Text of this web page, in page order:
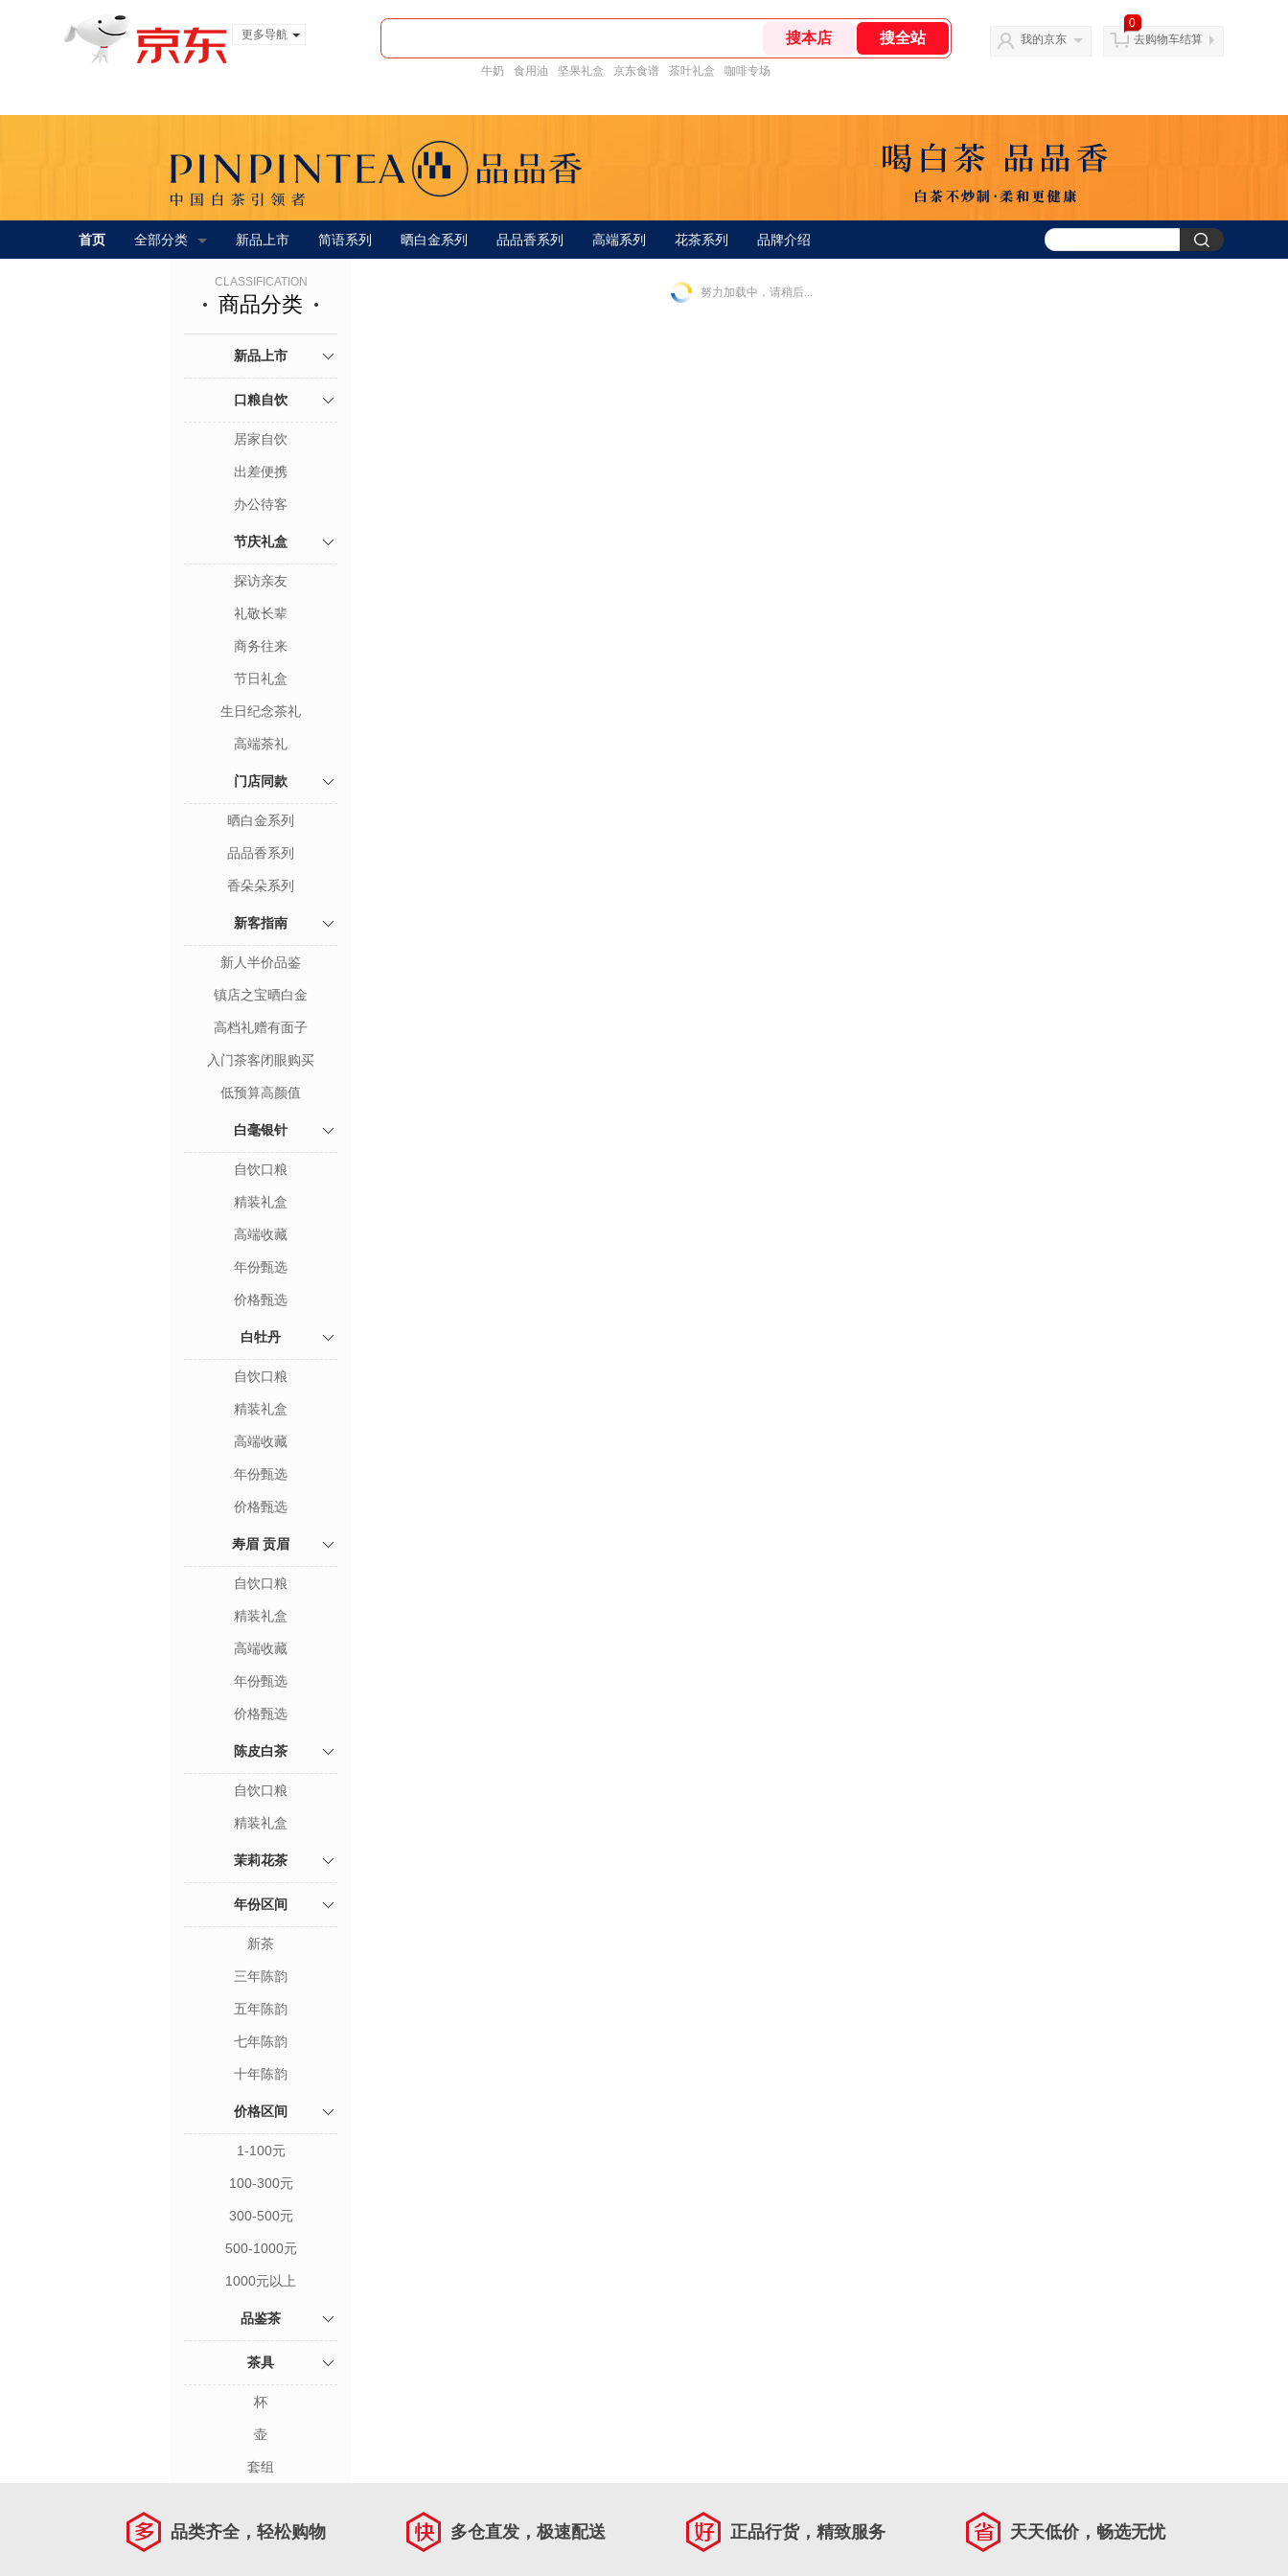
更多导航
牛奶 食用油 坚果礼盒 京东食谱 茶叶礼盒 咖啡专场
我的京东
0
去购物车结算
首页 全部分类 新品上市 简语系列 晒白金系列 品品香系列 高端系列 花茶系列 品牌介绍
CLASSIFICATION
商品分类
新品上市
口粮自饮
居家自饮
出差便携
办公待客
节庆礼盒
探访亲友
礼敬长辈
商务往来
节日礼盒
生日纪念茶礼
高端茶礼
门店同款
晒白金系列
品品香系列
香朵朵系列
新客指南
新人半价品鉴
镇店之宝晒白金
高档礼赠有面子
入门茶客闭眼购买
低预算高颜值
白毫银针
自饮口粮
精装礼盒
高端收藏
年份甄选
价格甄选
白牡丹
自饮口粮
精装礼盒
高端收藏
年份甄选
价格甄选
寿眉 贡眉
自饮口粮
精装礼盒
高端收藏
年份甄选
价格甄选
陈皮白茶
自饮口粮
精装礼盒
茉莉花茶
年份区间
新茶
三年陈韵
五年陈韵
七年陈韵
十年陈韵
价格区间
1-100元
100-300元
300-500元
500-1000元
1000元以上
品鉴茶
茶具
杯
壶
套组
努力加载中，请稍后...
品类齐全，轻松购物 多仓直发，极速配送 正品行货，精致服务 天天低价，畅选无忧